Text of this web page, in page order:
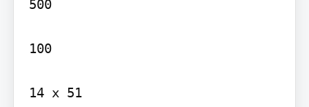
500
100
14 x 51